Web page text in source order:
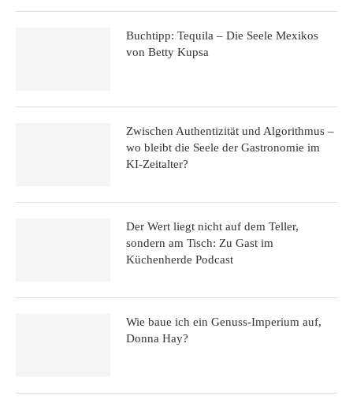
Buchtipp: Tequila – Die Seele Mexikos
von Betty Kupsa
Zwischen Authentizität und Algorithmus –
wo bleibt die Seele der Gastronomie im
KI-Zeitalter?
Der Wert liegt nicht auf dem Teller,
sondern am Tisch: Zu Gast im
Küchenherde Podcast
Wie baue ich ein Genuss-Imperium auf,
Donna Hay?